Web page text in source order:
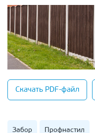
Скачать PDF-файл
Забор Профнастил